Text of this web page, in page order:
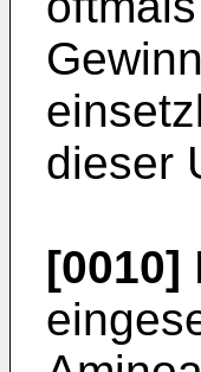
dieser
[0010]